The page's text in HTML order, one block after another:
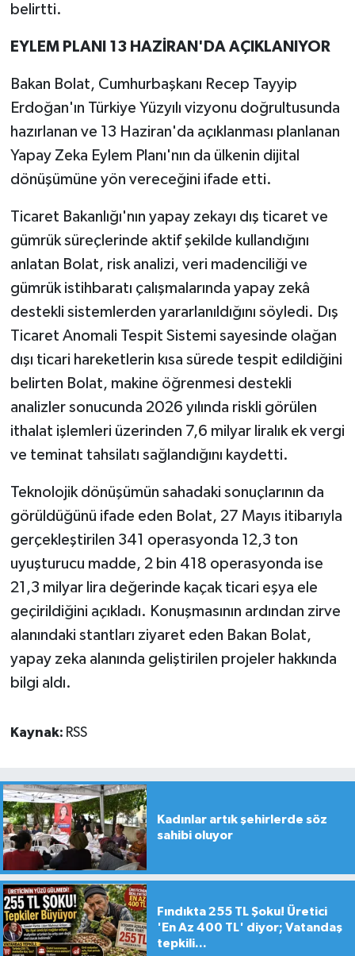
belirtti.
EYLEM PLANI 13 HAZİRAN'DA AÇIKLANIYOR
Bakan Bolat, Cumhurbaşkanı Recep Tayyip
Erdoğan'ın Türkiye Yüzyılı vizyonu doğrultusunda
hazırlanan ve 13 Haziran'da açıklanması planlanan
Yapay Zeka Eylem Planı'nın da ülkenin dijital
dönüşümüne yön vereceğini ifade etti.
Ticaret Bakanlığı'nın yapay zekayı dış ticaret ve
gümrük süreçlerinde aktif şekilde kullandığını
anlatan Bolat, risk analizi, veri madenciliği ve
gümrük istihbaratı çalışmalarında yapay zekâ
destekli sistemlerden yararlanıldığını söyledi. Dış
Ticaret Anomali Tespit Sistemi sayesinde olağan
dışı ticari hareketlerin kısa sürede tespit edildiğini
belirten Bolat, makine öğrenmesi destekli
analizler sonucunda 2026 yılında riskli görülen
ithalat işlemleri üzerinden 7,6 milyar liralık ek vergi
ve teminat tahsilatı sağlandığını kaydetti.
Teknolojik dönüşümün sahadaki sonuçlarının da
görüldüğünü ifade eden Bolat, 27 Mayıs itibarıyla
gerçekleştirilen 341 operasyonda 12,3 ton
uyuşturucu madde, 2 bin 418 operasyonda ise
21,3 milyar lira değerinde kaçak ticari eşya ele
geçirildiğini açıkladı. Konuşmasının ardından zirve
alanındaki stantları ziyaret eden Bakan Bolat,
yapay zeka alanında geliştirilen projeler hakkında
bilgi aldı.
Kaynak: RSS
Kadınlar artık şehirlerde söz
sahibi oluyor
Fındıkta 255 TL Şoku! Üretici
'En Az 400 TL' diyor; Vatandaş
tepkili...